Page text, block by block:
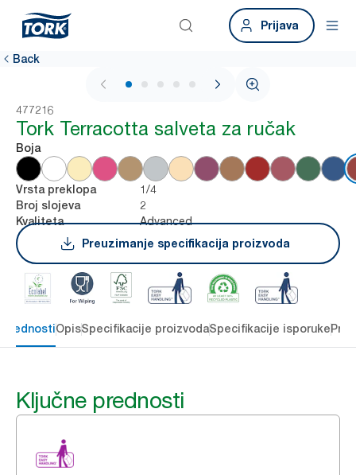
Prijava
Back
1 / 6
477216
Tork Terracotta salveta za ručak
Boja
Vrsta preklopa 1/4
Broj slojeva 2
Kvaliteta
Advanced
Preuzimanje specifikacija proizvoda
prednostiOpisSpecifikacije proizvodaSpecifikacije isporuke
Ključne prednosti